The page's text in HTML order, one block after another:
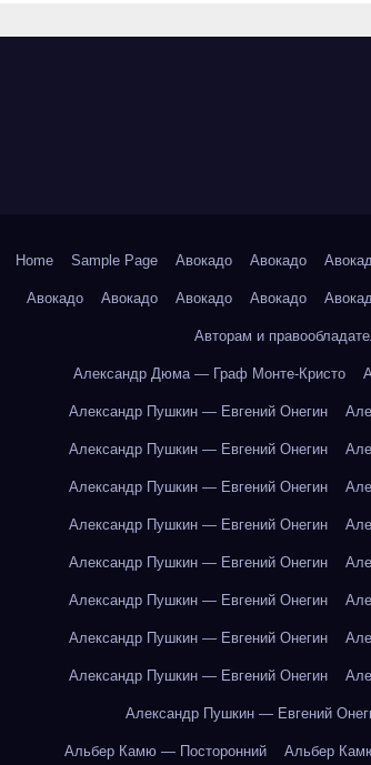
Home Sample Page Авокадо Авокадо
Авокадо Авокадо Авокадо Авокадо
Авторам и
Александр Дюма — Граф Монте-Кристо
Александр Пушкин — Евгений Онегин
Александр Пушкин — Евгений Онегин
Александр Пушкин — Евгений Онегин
Александр Пушкин — Евгений Онегин
Александр Пушкин — Евгений Онегин
Александр Пушкин — Евгений Онегин
Александр Пушкин — Евгений Онегин
Александр Пушкин — Евгений Онегин
Александр Пушкин — Евгений
Альбер Камю — Посторонний Альбер